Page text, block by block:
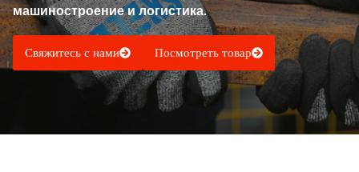
машиностроение и логистика.
Свяжитесь с нами Посмотреть товар